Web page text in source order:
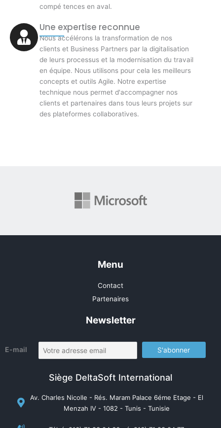
compé tences en aval.
Une expertise reconnue
Nous accélérons la transformation de nos
clients et Business Partners par la digitalisation
de leurs processus et la modernisation du travail
en équipe. Nous utilisons pour cela les meilleurs
concepts et outils Agile. Notre expertise
technique nous permet d'accompagner nos
clients et partenaires dans tous leurs projets sur
des plateformes collaboratives.
Menu
Contact
Partenaires
Newsletter
E-mail
Siège DeltaSoft International
Av. Charles Nicolle - Rés. Maram Palace 6éme Etage - El
Menzah IV - 1082 - Tunis - Tunisie